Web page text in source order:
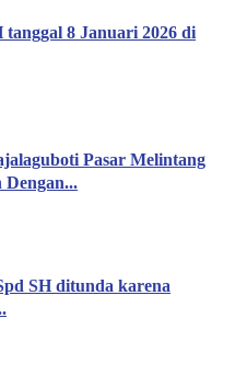
8 Januari 2026 di
Pasar Melintang
Dengan...
SH ditunda karena